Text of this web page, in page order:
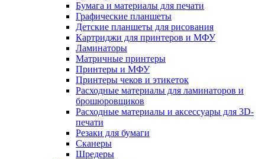
Бумага и материалы для печати
Графические планшеты
Детские планшеты для рисования
Картриджи для принтеров и МФУ
Ламинаторы
Матричные принтеры
Принтеры и МФУ
Принтеры чеков и этикеток
Расходные материалы для ламинаторов и
брошюровщиков
Расходные материалы и аксессуары для 3D-
печати
Резаки для бумаги
Сканеры
Шредеры